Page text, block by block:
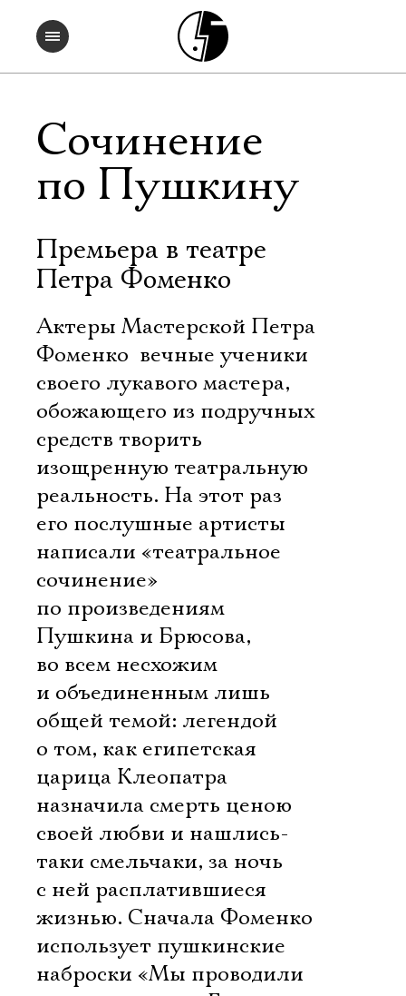
Сочинение
по Пушкину
Премьера в театре
Петра Фоменко
Актеры Мастерской Петра
Фоменко  вечные ученики
своего лукавого мастера,
обожающего из подручных
средств творить
изощренную театральную
реальность. На этот раз
его послушные артисты
написали «театральное
сочинение»
по произведениям
Пушкина и Брюсова,
во всем несхожим
и объединенным лишь
общей темой: легендой
о том, как египетская
царица Клеопатра
назначила смерть ценою
своей любви и нашлись-
таки смельчаки, за ночь
с ней расплатившиеся
жизнью. Сначала Фоменко
использует пушкинские
наброски «Мы проводили